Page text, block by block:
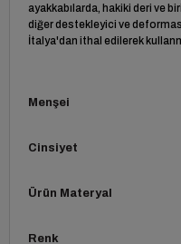
ayakkabılarda, hakiki deri ve
diğer destekleyici ve
İtalya'dan ithal edilerek
Menşei
Cinsiyet
Ürün Materyal
Renk